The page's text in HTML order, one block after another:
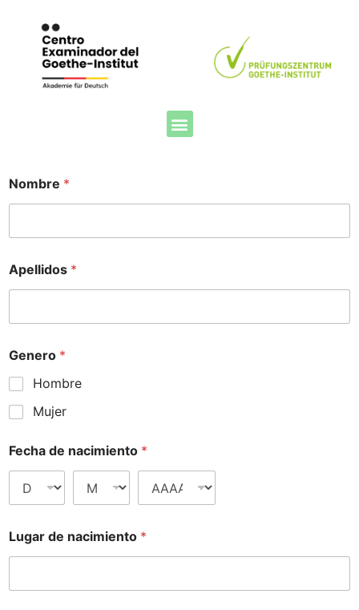
Nombre *
Apellidos *
Genero *
Hombre
Mujer
Fecha de nacimiento *
Lugar de nacimiento *